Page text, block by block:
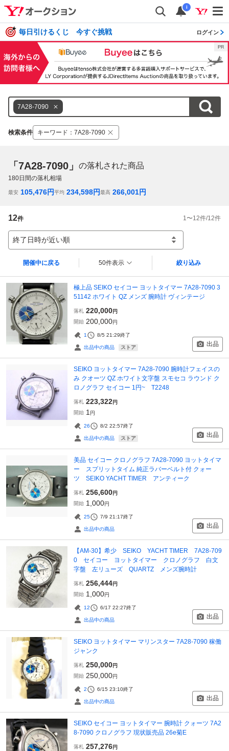
i
毎日引けるくじ 今すぐ挑戦 ログイン
7A28-7090
検索条件 キーワード ： 7A28-7090
「7A28-7090」 の落札された商品
180日間の落札相場
最安 105,476円平均 234,598円最高 266,001円
12件 1 〜12件/12件
終了日時が近い順
開催中に戻る 50件表示 絞り込み
極上品 SEIKO セイコー ヨットタイマー 7A28-7090 3
51142 ホワイト QZ メンズ 腕時計 ヴィンテージ
落札 220,000円
開始 200,000円
1 8/5 21:29終了
出品中の商品 ストア 出品
SEIKO ヨットタイマー 7A28-7090 腕時計フェイスの
み クオーツ QZ ホワイト文字盤 スモセコ ラウンド ク
ロノグラフ セイコー 1円~ T2248
落札 223,322円
開始 1 円
26 8/2 22:57終了
出品中の商品 ストア 出品
美品 セイコー クロノグラフ 7A28-7090 ヨットタイマ
ー スプリットタイム 純正ラバーベルト付 クォー
ツ SEIKO YACHT TIMER アンティーク
落札 256,600円
開始 1,000円
25 7/9 21:17終了
出品中の商品 出品
【AM-30】希少 SEIKO YACHT TIMER 7A28-709
0 セイコー ヨットタイマー クロノグラフ 白文
字盤 左リューズ QUARTZ メンズ腕時計
落札 256,444円
開始 1,000円
12 6/17 22:27終了
出品中の商品 出品
SEIKO ヨットタイマー マリンスター 7A28-7090 稼働
ジャンク
落札 250,000円
開始 250,000円
2 6/15 23:10終了
出品中の商品 出品
SEIKO セイコー ヨットタイマー 腕時計 クォーツ 7A2
8-7090 クロノグラフ 現状販売品 26e菊E
落札 257,276円